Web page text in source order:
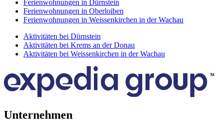
Ferienwohnungen in Dürnstein
Ferienwohnungen in Oberloiben
Ferienwohnungen in Weissenkirchen in der Wachau
Aktivitäten bei Dürnstein
Aktivitäten bei Krems an der Donau
Aktivitäten bei Weissenkirchen in der Wachau
Unternehmen